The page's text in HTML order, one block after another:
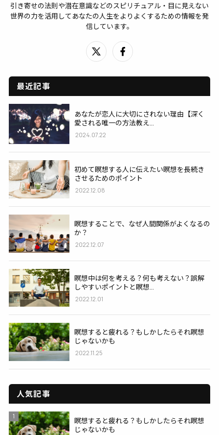
引き寄せの法則や潜在意識などのスピリチュアル・目に見えない
世界の力を活用してあなたの人生をよりよくするための情報を発
信しています。
最近記事
あなたが恋人に大切にされない理由【深く
愛される唯一の方法教え...
2024.07.22
初めて瞑想する人に伝えたい瞑想を長続き
させるためのポイント
2022.12.08
瞑想することで、なぜ人間関係がよくなるの
か？
2022.12.07
瞑想中は何を考える？何も考えない？誤解
しやすいポイントと瞑想...
2022.12.01
瞑想すると疲れる？もしかしたらそれ瞑想
じゃないかも
2022.11.25
人気記事
1
瞑想すると疲れる？もしかしたらそれ瞑想
じゃないかも